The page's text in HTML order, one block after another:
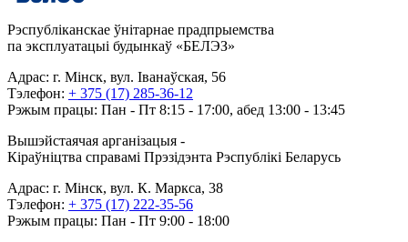
Рэспубліканскае ўнітарнае прадпрыемства
па эксплуатацыі будынкаў «БЕЛЭЗ»
Адрас: г. Мінск, вул. Іванаўская, 56
Тэлефон: + 375 (17) 285-36-12
Рэжым працы: Пан - Пт 8:15 - 17:00, абед 13:00 - 13:45
Вышэйстаячая арганізацыя -
Кіраўніцтва справамі Прэзідэнта Рэспублікі Беларусь
Адрас: г. Мінск, вул. К. Маркса, 38
Тэлефон: + 375 (17) 222-35-56
Рэжым працы: Пан - Пт 9:00 - 18:00